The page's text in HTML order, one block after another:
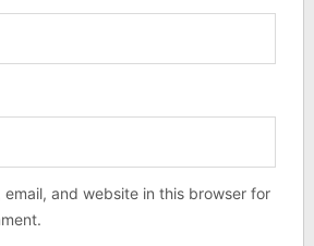
email, and website in this browser for